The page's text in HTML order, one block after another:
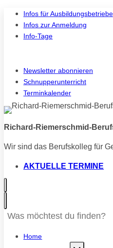
Zum
Inhalt
springen
Infos für Ausbildungsbetriebe
Infos zur Anmeldung
Info-Tage
Newsletter abonnieren
Schnupperunterricht
Terminkalender
Richard-Riemerschmid-
Wir sind das Berufskolleg für
AKTUELLE TERMINE
Home